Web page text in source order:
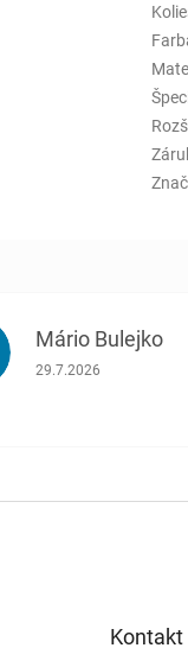
Mário Bulejko
Hodnotenie
29.7.2026
Kontakt